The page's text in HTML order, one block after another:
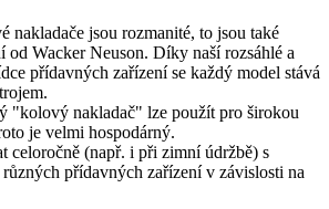
nakladače jsou rozmanité, to jsou také
od Wacker Neuson. Díky naší rozsáhlé a
přídavných zařízení se každý model stává
"kolový nakladač" lze použít pro širokou
je velmi hospodárný.
celoročně (např. i při zimní údržbě) s
přídavných zařízení v závislosti na